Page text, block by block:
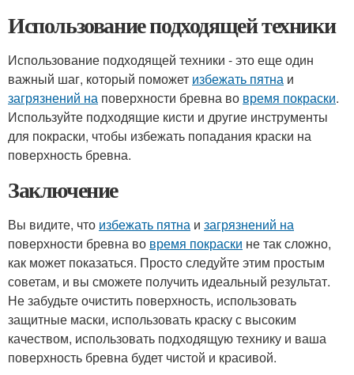
Использование подходящей техники
Использование подходящей техники - это еще один
важный шаг, который поможет избежать пятна и
загрязнений на поверхности бревна во время покраски.
Используйте подходящие кисти и другие инструменты
для покраски, чтобы избежать попадания краски на
поверхность бревна.
Заключение
Вы видите, что избежать пятна и загрязнений на
поверхности бревна во время покраски не так сложно,
как может показаться. Просто следуйте этим простым
советам, и вы сможете получить идеальный результат.
Не забудьте очистить поверхность, использовать
защитные маски, использовать краску с высоким
качеством, использовать подходящую технику и ваша
поверхность бревна будет чистой и красивой.